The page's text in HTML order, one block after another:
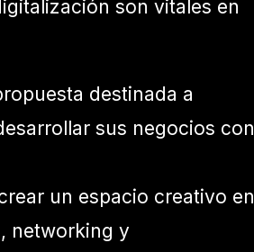
son vitales en
destinada a
sus negocios con
un espacio creativo en
networking y